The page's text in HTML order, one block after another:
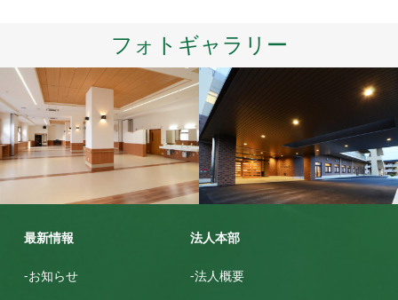
フォトギャラリー
ゆめが丘鶴寿園 ゆめが丘鶴寿園
最新情報
-お知らせ
法人本部
-法人概要